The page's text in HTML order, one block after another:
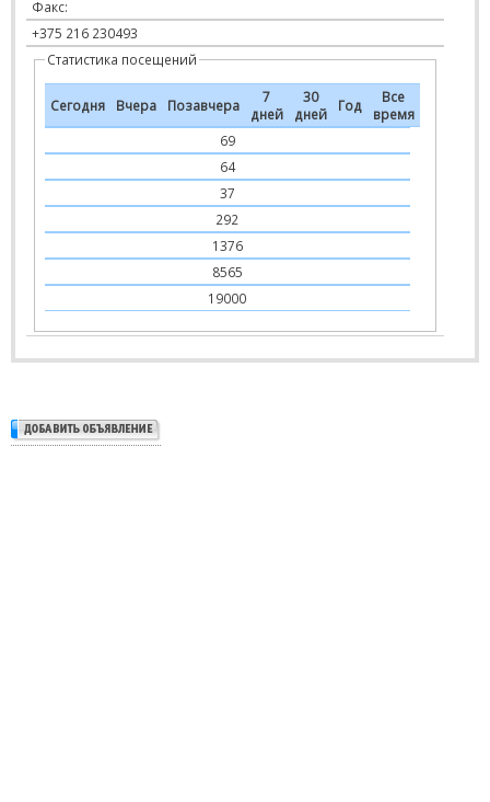
Факс:
+375 216 230493
Статистика посещений
Сегодня Вчера Позавчера
7
дней
30
дней
Год
Все
время
69
64
37
292
1376
8565
19000